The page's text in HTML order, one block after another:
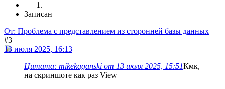
Записан
От: Проблема с представлением из сторонней базы данных
#3
13 июля 2025, 16:13
Цитата: mikekaganski от 13 июля 2025, 15:51Кмк,
на скриншоте как раз View